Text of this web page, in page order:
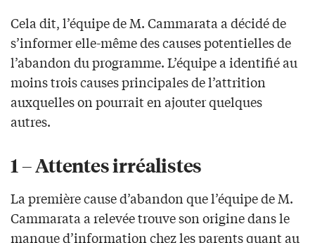
Cela dit, l’équipe de M. Cammarata a décidé de
s’informer elle-même des causes potentielles de
l’abandon du programme. L’équipe a identifié au
moins trois causes principales de l’attrition
auxquelles on pourrait en ajouter quelques
autres.
1 – Attentes irréalistes
La première cause d’abandon que l’équipe de M.
Cammarata a relevée trouve son origine dans le
manque d’information chez les parents quant au